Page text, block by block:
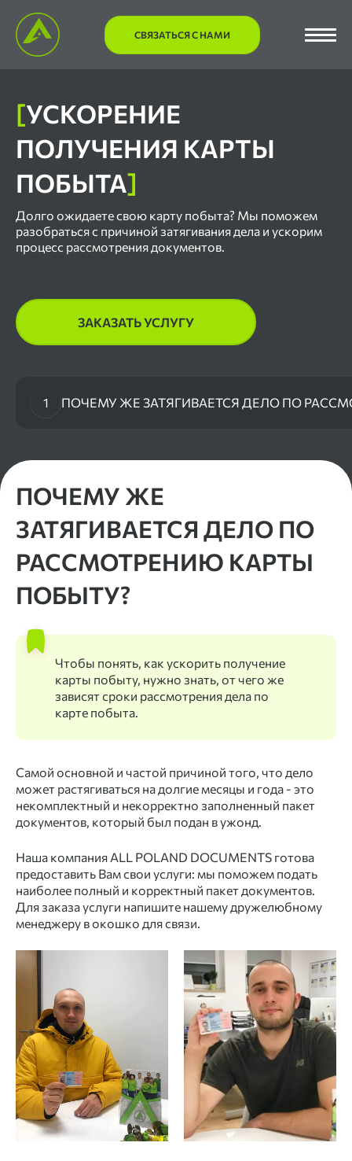
СВЯЗАТЬСЯ С НАМИ
[УСКОРЕНИЕ
ПОЛУЧЕНИЯ КАРТЫ
ПОБЫТА]
Долго ожидаете свою карту побыта? Мы поможем
разобраться с причиной затягивания дела и ускорим
процесс рассмотрения документов.
ЗАКАЗАТЬ УСЛУГУ
1 ПОЧЕМУ ЖЕ ЗАТЯГИВАЕТСЯ ДЕЛО ПО
ПОЧЕМУ ЖЕ
ЗАТЯГИВАЕТСЯ ДЕЛО ПО
РАССМОТРЕНИЮ КАРТЫ
ПОБЫТУ?
Чтобы понять, как ускорить получение
карты побыту, нужно знать, от чего же
зависят сроки рассмотрения дела по
карте побыта.
Самой основной и частой причиной того, что дело
может растягиваться на долгие месяцы и года - это
некомплектный и некорректно заполненный пакет
документов, который был подан в ужонд.
Наша компания ALL POLAND DOCUMENTS готова
предоставить Вам свои услуги: мы поможем подать
наиболее полный и корректный пакет документов.
Для заказа услуги напишите нашему дружелюбному
менеджеру в окошко для связи.